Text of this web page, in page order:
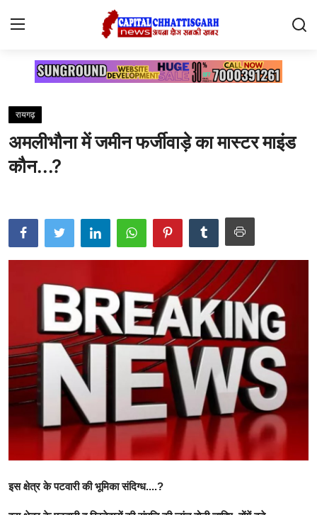
Contact
सारंगढ़
देश
राजनीति
तकनीकि
Hindi
रायगढ़
अमलीभौना में जमीन फर्जीवाड़े का मास्टर माइंड
कौन...?
इस क्षेत्र के पटवारी की भूमिका संदिग्ध....?